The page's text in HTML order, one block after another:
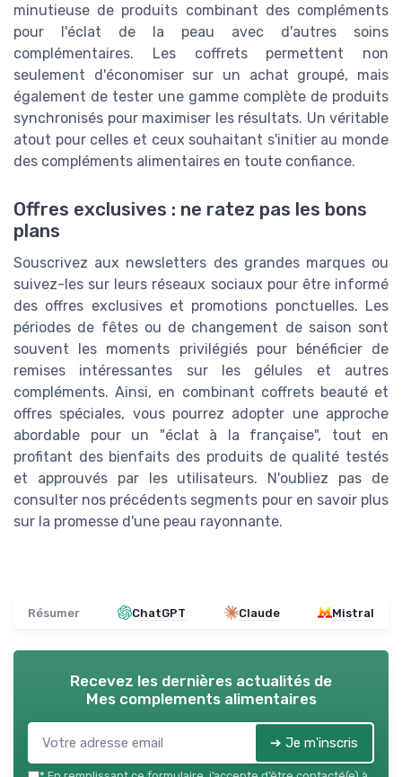
minutieuse de produits combinant des compléments
pour l'éclat de la peau avec d'autres soins
complémentaires. Les coffrets permettent non
seulement d'économiser sur un achat groupé, mais
également de tester une gamme complète de produits
synchronisés pour maximiser les résultats. Un véritable
atout pour celles et ceux souhaitant s'initier au monde
des compléments alimentaires en toute confiance.
Offres exclusives : ne ratez pas les bons
plans
Souscrivez aux newsletters des grandes marques ou
suivez-les sur leurs réseaux sociaux pour être informé
des offres exclusives et promotions ponctuelles. Les
périodes de fêtes ou de changement de saison sont
souvent les moments privilégiés pour bénéficier de
remises intéressantes sur les gélules et autres
compléments. Ainsi, en combinant coffrets beauté et
offres spéciales, vous pourrez adopter une approche
abordable pour un "éclat à la française", tout en
profitant des bienfaits des produits de qualité testés
et approuvés par les utilisateurs. N'oubliez pas de
consulter nos précédents segments pour en savoir plus
sur la promesse d'une peau rayonnante.
Résumer ChatGPT Claude Mistral
Recevez les dernières actualités de
Mes complements alimentaires
➔ Je m'inscris